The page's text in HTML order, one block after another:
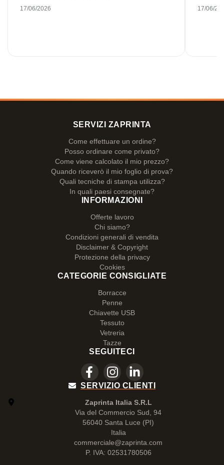
17/06/2026 17/06/
SERVIZI ZAPRINTA
Come effettuare un ordine?
Posso ordinare come privato?
Come viene calcolato il mio prezzo?
Quando riceverò il mio foglio di prova?
Quali tecniche di stampa utilizza?
In quali paesi consegnate?
INFORMAZIONI
Offerte lavoro
Chi siamo?
Condizioni generali di vendita
Disclaimer & Copyright
Protezione della privacy
Cookies
CATEGORIE CONSIGLIATE
Borracce
Penne
Chiavette USB
Tessuto
Vetreria
Tazze
SEGUITECI
SERVIZIO CLIENTI
Zaprinta Italia S.R.L
Via del Commercio Sud, 94
56040 Santa Luce (PI)
Italia
commerciale@zaprinta.com
P. IVA: 02531780506